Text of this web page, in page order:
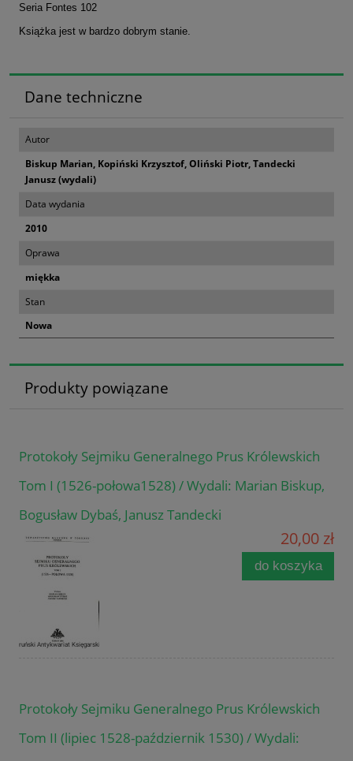
Seria Fontes 102
Książka jest w bardzo dobrym stanie.
Dane techniczne
Autor
Biskup Marian, Kopiński Krzysztof, Oliński Piotr, Tandecki
Janusz (wydali)
Data wydania
2010
Oprawa
miękka
Stan
Nowa
Produkty powiązane
Protokoły Sejmiku Generalnego Prus Królewskich
Tom I (1526-połowa1528) / Wydali: Marian Biskup,
Bogusław Dybaś, Janusz Tandecki
20,00 zł
do koszyka
Protokoły Sejmiku Generalnego Prus Królewskich
Tom II (lipiec 1528-październik 1530) / Wydali: